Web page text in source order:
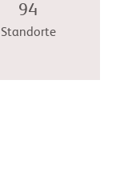
94
Standorte